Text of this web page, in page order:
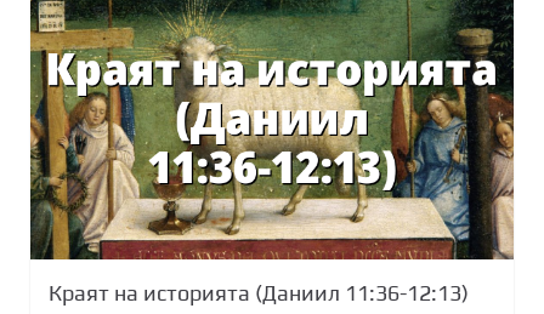
Краят на историята (Даниил 11:36-12:13)